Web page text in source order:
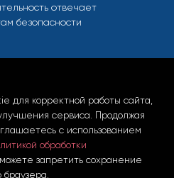
отвечает
безопасности
сайта, включая
ссылка на info.starliner.ru
для корректной работы сайта,
сервиса. Продолжая
с использованием
обработки
запретить сохранение
браузера.